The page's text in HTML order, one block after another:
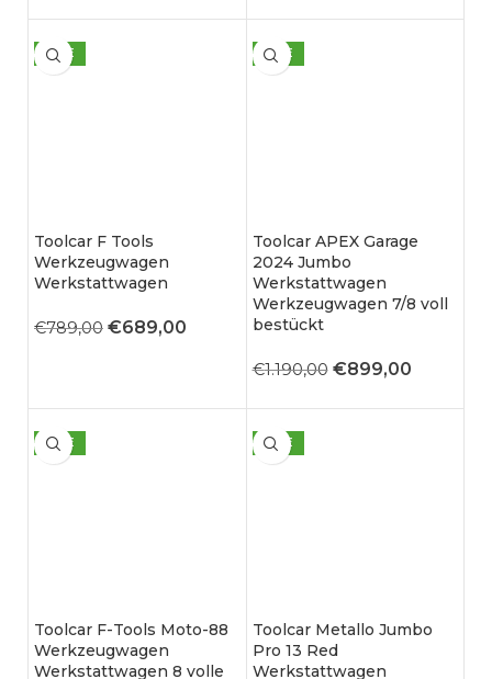
SALE
Toolcar F Tools
Werkzeugwagen
Werkstattwagen
€789,00 €689,00
SALE
Toolcar APEX Garage
2024 Jumbo
Werkstattwagen
Werkzeugwagen 7/8 voll
bestückt
€1.190,00 €899,00
SALE
Toolcar F-Tools Moto-88
Werkzeugwagen
Werkstattwagen 8 volle
SALE
Toolcar Metallo Jumbo
Pro 13 Red
Werkstattwagen